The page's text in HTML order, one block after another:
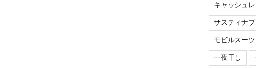
キャッシュ
サスティナ
モビルスーツ
一夜干し